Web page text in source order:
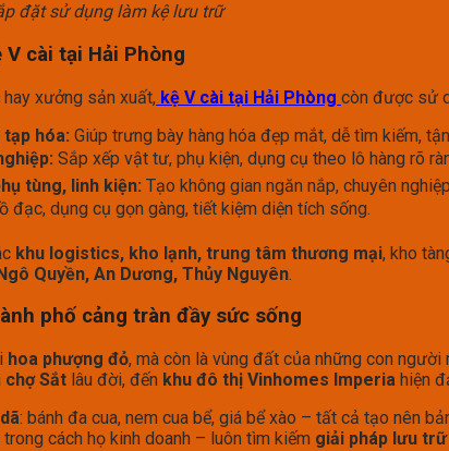
đặt sử dụng làm kệ lưu trữ
cài tại Hải Phòng
xưởng sản xuất, kệ V cài tại Hải Phòng còn được sử
hóa: Giúp trưng bày hàng hóa đẹp mắt, dễ tìm kiếm,
Sắp xếp vật tư, phụ kiện, dụng cụ theo lô hàng rõ
tùng, linh kiện: Tạo không gian ngăn nắp, chuyên
đạc, dụng cụ gọn gàng, tiết kiệm diện tích sống.
khu logistics, kho lạnh, trung tâm thương mại, kho
Quyền, An Dương, Thủy Nguyên.
phố cảng tràn đầy sức sống
hoa phượng đỏ, mà còn là vùng đất của những con người
chợ Sắt lâu đời, đến khu đô thị Vinhomes Imperia hiện
: bánh đa cua, nem cua bể, giá bể xào – tất cả tạo nên
cách họ kinh doanh – luôn tìm kiếm giải pháp lưu